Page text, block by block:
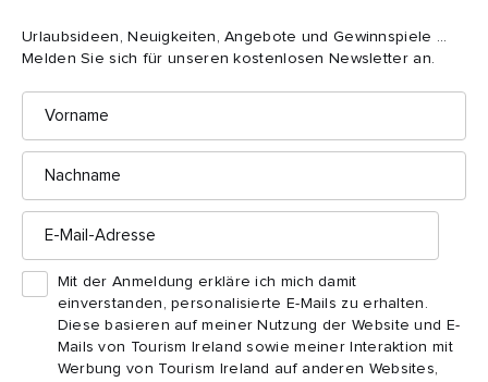
Urlaubsideen, Neuigkeiten, Angebote und Gewinnspiele ...
Melden Sie sich für unseren kostenlosen Newsletter an.
Vorname
Nachname
E-
Mail-
Mit der Anmeldung erkläre ich mich damit
einverstanden, personalisierte E-Mails zu erhalten.
Diese basieren auf meiner Nutzung der Website und E-
Mails von Tourism Ireland sowie meiner Interaktion mit
Werbung von Tourism Ireland auf anderen Websites,
fährt?*
Main
Rhein
Ich habe die Teilnahmebedingungen gelesen & bin
damit einverstanden (siehe Link oben)*
Ja, bitte senden Sie mir kostenlose personalisierte E-
Mails von Tourism Ireland, einschließlich regelmäßiger